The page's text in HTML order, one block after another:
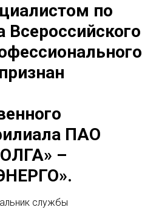
по
Всероссийского
ПАО
–
службы